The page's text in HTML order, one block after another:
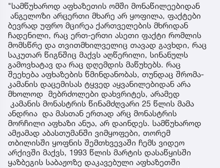
"სამწუხაროდ აფხაზეთის ომში მონაწილეებიდან
ანგელოზი არცერთი მხარე არ ყოფილა, ფაქტები
ბევრად უფრო მცირეა ქართველების მხრიდან
ჩადენილი, რაც ერთ-ერთი ასეთი ფაქტი რომლის
მომსწრე და თვითმხილველიც თავად გავხდი, რაც
საკუთარ წიგნშიც მაქვს აღწერილი, სინანულს
გამოვხატავ და რაც დღემდის მაწუხებს. რაც
შეეხება აფხაზების წმინდანობას, თუნდაც შრომა-
კამანის დაცემისას ტყვედ აყვანილებიდან არა
მხოლოდ მებრძოლები დახვრიტეს, არამედ
კამანის მონასტრის წინამძღვარი 25 წლის მამა
ანდრია და მასთან ერთად არც მონასტრის
მორჩილი აფხაზი ანუა, არ დაინდეს. სამწუხაროდ
ამჟამად აბასთუმანში ვიმყოფები, თორემ
თბილისში ყოფნის შემთხვევაში ჩემს ვიდეო
არქივში მაქვს, 1993 წლის მარტის დასაწყისში
ყაზბეგის საბაჟოზე დაკავებული აფხაზეთში